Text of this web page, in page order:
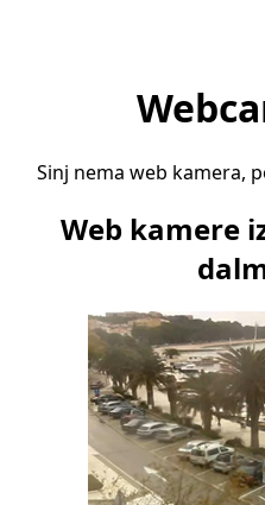
Sinj nema web kamera,
Web kamere